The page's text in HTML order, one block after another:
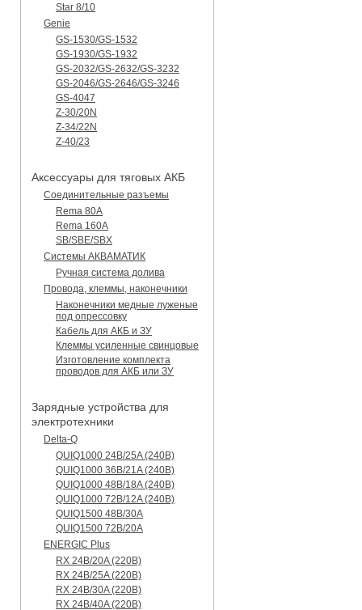
Star 8/10
Genie
GS-1530/GS-1532
GS-1930/GS-1932
GS-2032/GS-2632/GS-3232
GS-2046/GS-2646/GS-3246
GS-4047
Z-30/20N
Z-34/22N
Z-40/23
Аксессуары для тяговых АКБ
Соединительные разъемы
Rema 80A
Rema 160A
SB/SBE/SBX
Системы АКВАМАТИК
Ручная система долива
Провода, клеммы, наконечники
Наконечники медные луженые
под опрессовку
Кабель для АКБ и ЗУ
Клеммы усиленные свинцовые
Изготовление комплекта
проводов для АКБ или ЗУ
Зарядные устройства для
электротехники
Delta-Q
QUIQ1000 24B/25A (240B)
QUIQ1000 36B/21A (240B)
QUIQ1000 48B/18A (240B)
QUIQ1000 72B/12A (240B)
QUIQ1500 48B/30A
QUIQ1500 72B/20A
ENERGIC Plus
RX 24B/20A (220B)
RX 24B/25A (220B)
RX 24B/30A (220B)
RX 24B/40A (220B)